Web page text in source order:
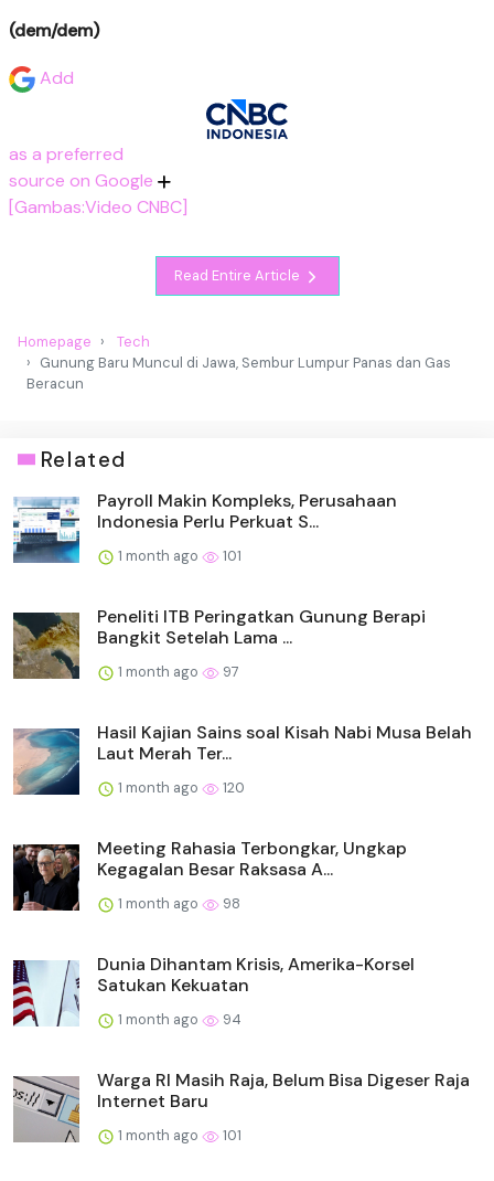
(dem/dem)
Add
as a preferred
source on Google
[Gambas:Video CNBC]
Read Entire Article
Homepage
Tech
Gunung Baru Muncul di Jawa, Sembur Lumpur Panas dan Gas
Beracun
Related
Payroll Makin Kompleks, Perusahaan
Indonesia Perlu Perkuat S...
1 month ago 101
Peneliti ITB Peringatkan Gunung Berapi
Bangkit Setelah Lama ...
1 month ago 97
Hasil Kajian Sains soal Kisah Nabi Musa Belah
Laut Merah Ter...
1 month ago 120
Meeting Rahasia Terbongkar, Ungkap
Kegagalan Besar Raksasa A...
1 month ago 98
Dunia Dihantam Krisis, Amerika-Korsel
Satukan Kekuatan
1 month ago 94
Warga RI Masih Raja, Belum Bisa Digeser Raja
Internet Baru
1 month ago 101